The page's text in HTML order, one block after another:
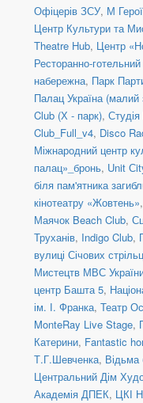
Офіцерів ЗСУ, М
Центр Культури та
Theatre Hub, Центр
Ресторанно-
набережна, Парк
Палац Україна (малий
Club (Х - парк),
Club_Full_v4, Disco
Міжнародний центр
палац»_бронь, Unit
біля пам'ятника
кінотеатру «Жовтень»,
Маячок Beach Club,
Труханів, Indigo Club,
вулиці Січових
Мистецтв МВС
центр Башта 5,
ім. І. Франка, Театр
MonteRay Live Stage,
Катерини, Fantastic
Т.Г.Шевченка, Відьма
Центральний Дім
Академія ДПЕК, ЦКІ